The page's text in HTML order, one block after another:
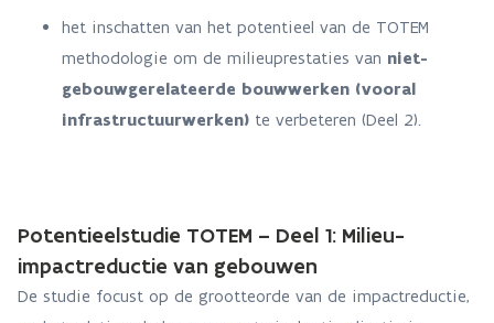
het inschatten van het potentieel van de TOTEM
methodologie om de milieuprestaties van niet-
gebouwgerelateerde bouwwerken (vooral
infrastructuurwerken) te verbeteren (Deel 2).
Potentieelstudie TOTEM – Deel 1: Milieu-
impactreductie van gebouwen
De studie focust op de grootteorde van de impactreductie,